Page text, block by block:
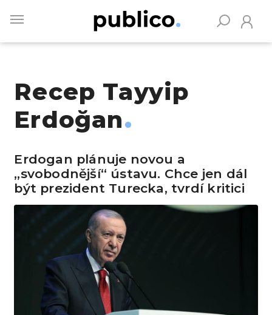
main
Recep Tayyip
Erdoğan
Erdogan plánuje novou a
„svobodnější“ ústavu. Chce jen dál
být prezident Turecka, tvrdí kritici
Vyhledávejte na Publiku